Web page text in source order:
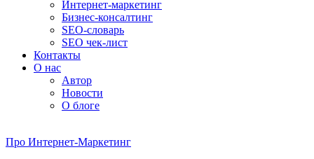
Интернет-маркетинг
Бизнес-консалтинг
SEO-словарь
SEO чек-лист
Контакты
О нас
Автор
Новости
О блоге
Про Интернет-Маркетинг